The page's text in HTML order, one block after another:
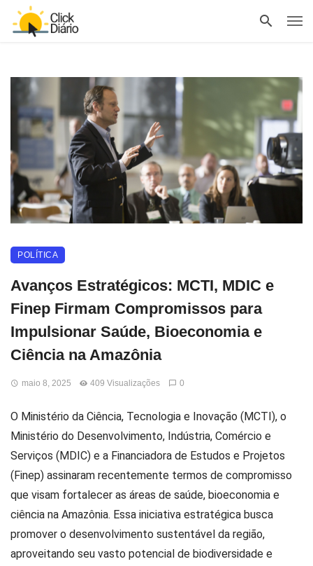
POLÍTICA
Avanços Estratégicos: MCTI, MDIC e
Finep Firmam Compromissos para
Impulsionar Saúde, Bioeconomia e
Ciência na Amazônia
maio 8, 2025 409 Visualizações 0
O Ministério da Ciência, Tecnologia e Inovação (MCTI), o
Ministério do Desenvolvimento, Indústria, Comércio e
Serviços (MDIC) e a Financiadora de Estudos e Projetos
(Finep) assinaram recentemente termos de compromisso
que visam fortalecer as áreas de saúde, bioeconomia e
ciência na Amazônia. Essa iniciativa estratégica busca
promover o desenvolvimento sustentável da região,
aproveitando seu vasto potencial de biodiversidade e